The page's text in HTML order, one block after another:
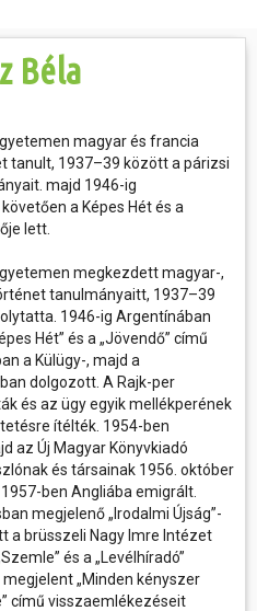
Béla
magyar és francia
tanult, 1937–39 között a párizsi
majd 1946-ig
a Képes Hét és a
lett.
megkezdett magyar-,
tanulmányaitt, 1937–39
1946-ig Argentínában
Hét” és a „Jövendő” című
a Külügy-, majd a
dolgozott. A Rajk-per
és az ügy egyik mellékperének
ítélték. 1954-ben
az Új Magyar Könyvkiadó
és társainak 1956. október
ben Angliába emigrált.
megjelenő „Irodalmi Újság”-
a brüsszeli Nagy Imre Intézet
és a „Levélhíradó”
„Minden kényszer
című visszaemlékezéseit